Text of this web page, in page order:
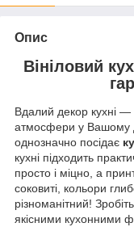
Опис
Вініловий
Вдалий декор кухні —
атмосфери у Вашому
однозначно посідає
кухні підходить
просто і міцно, а
соковиті, кольори
різноманітний!
якісними кухонними